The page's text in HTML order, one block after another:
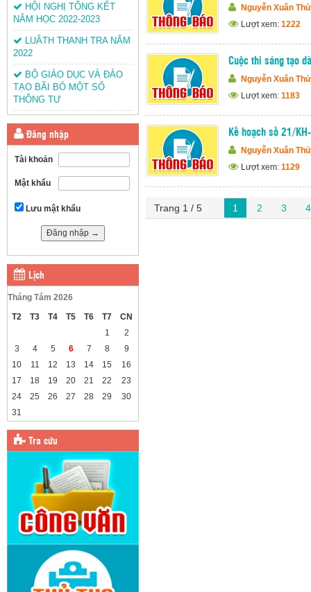
HỘI NGHỊ TỔNG KẾT
NĂM HỌC 2022-2023
LUÂTH THANH TRA NĂM
2022
BỘ GIÁO DỤC VÀ ĐÀO
TẠO BÃI BỎ MỘT SỐ
THÔNG TƯ
Đăng nhập
Tài khoản
Mật khẩu
Lưu mật khẩu
Lịch
Tháng Tám 2026
T2
T3 T4 T5 T6 T7
CN
1
2
3
4 5 6 7 8
9
10
11 12 13 14 15
16
17
18 19 20 21 22
23
24
25 26 27 28 29
30
31
Tra cứu
Nguyễn Xuân
Lượt xem: 1222
Cuộc thi sáng tạo
Nguyễn Xuân
Lượt xem: 1183
Kế hoạch số 21/
Nguyễn Xuân
Lượt xem: 1129
Trang 1 / 5 1 2 3 4